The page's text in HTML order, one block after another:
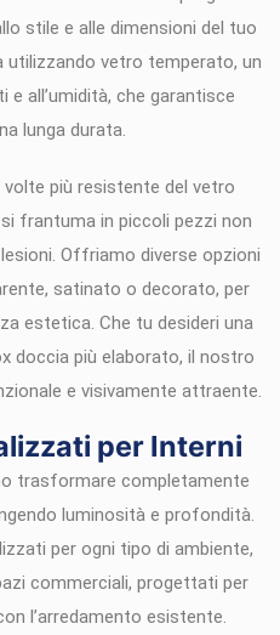
stile e alle dimensioni del tuo
utilizzando vetro temperato, un
all’umidità, che garantisce
lunga durata.
più resistente del vetro
frantuma in piccoli pezzi non
Offriamo diverse opzioni
satinato o decorato, per
estetica. Che tu desideri una
doccia più elaborato, il nostro
e visivamente attraente.
per Interni
trasformare completamente
luminosità e profondità.
per ogni tipo di ambiente,
commerciali, progettati per
l’arredamento esistente.